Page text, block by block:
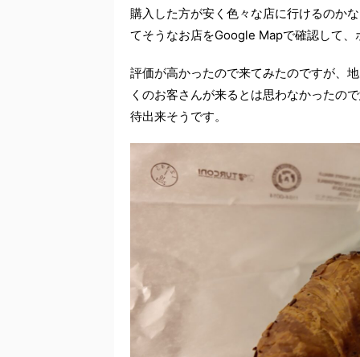
購入した方が安く色々な店に行けるのか
てそうなお店をGoogle Mapで確認して
評価が高かったので来てみたのですが、
くのお客さんが来るとは思わなかったの
待出来そうです。